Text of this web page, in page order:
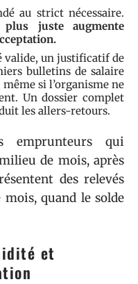
au strict nécessaire.
juste augmente
valide, un justificatif de
bulletins de salaire
si l’organisme ne
Un dossier complet
les allers-retours.
emprunteurs qui
de mois, après
des relevés
mois, quand le solde
et